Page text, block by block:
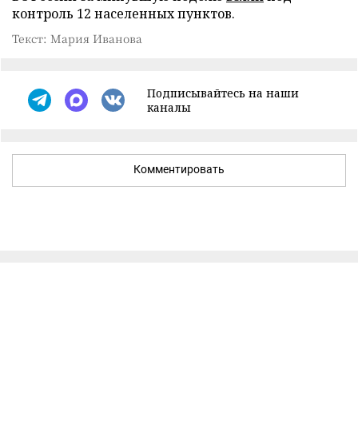
контроль 12 населенных пунктов.
Текст: Мария Иванова
Подписывайтесь на наши
каналы
Комментировать